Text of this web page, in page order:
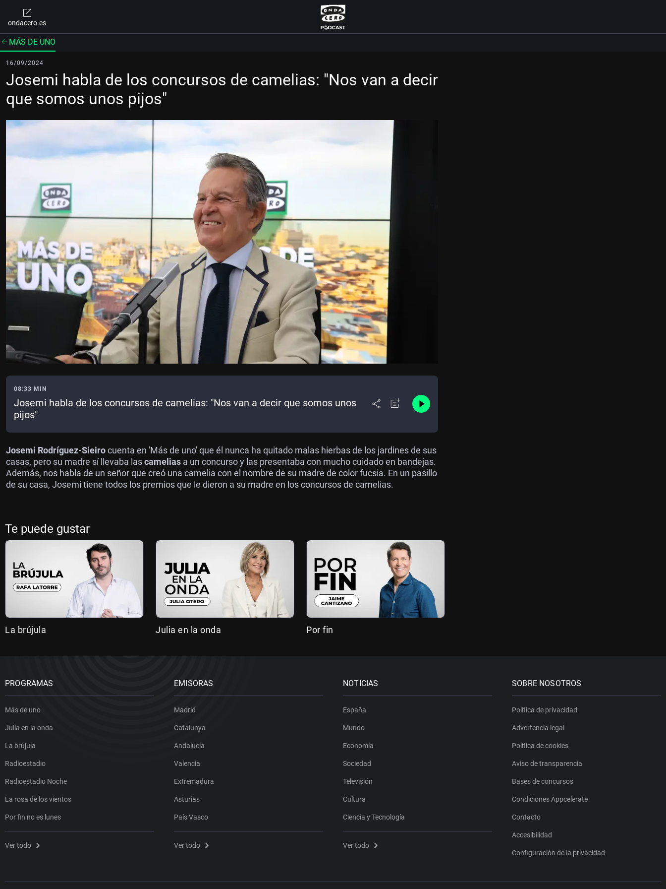
ondacero.es
MÁS DE UNO
16/09/2024
Josemi habla de los concursos de camelias: "Nos van a decir
que somos unos pijos"
08:33 MIN
Josemi habla de los concursos de camelias: "Nos van a decir que somos unos
pijos"
Josemi Rodríguez-Sieirocuenta en 'Más de uno' que él nunca ha quitado malas hierbas de los jardines de sus
casas, pero su madre sí llevaba lascamelias a un concurso y las presentaba con mucho cuidado en bandejas.
Además, nos habla de un señor que creó una camelia con el nombre de su madre de color fucsia. En un pasillo
de su casa, Josemi tiene todos los premios que le dieron a su madre en los concursos de camelias.
Te puede gustar
La brújula Julia en la onda Por fin
PROGRAMAS
Más de uno
Julia en la onda
La brújula
Radioestadio
Radioestadio Noche
La rosa de los vientos
Por fin no es lunes
Ver todo
EMISORAS
Madrid
Catalunya
Andalucía
Valencia
Extremadura
Asturias
País Vasco
Ver todo
NOTICIAS
España
Mundo
Economía
Sociedad
Televisión
Cultura
Ciencia y Tecnología
Ver todo
SOBRE NOSOTROS
Política de privacidad
Advertencia legal
Política de cookies
Aviso de transparencia
Bases de concursos
Condiciones Appcelerate
Contacto
Accesibilidad
Configuración de la privacidad